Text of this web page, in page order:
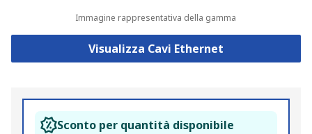
Immagine rappresentativa della gamma
Visualizza Cavi Ethernet
Sconto per quantità disponibile